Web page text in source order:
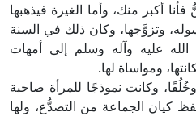
أكبر منك، وأما الغيرة فيذهبها
وتزوَّجها، وكان ذلك في السنة
عليه وآله وسلم إلى أمهات
ومواساة لها.
وكانت نموذجًا للمرأة صاحبة
كيان الجماعة من التصدُّع، ولها